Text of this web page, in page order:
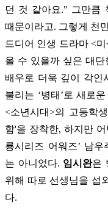
던 것 같아요." 그만큼
때문이라고. 그렇게 천
드디어 인생 드라마 <
올 수 있을까 싶은 대
배우로 더욱 깊이 각인
불리는 ‘병태’로 새로
<소년시대>의 고등학
함'을 장착한, 하지만
룡시리즈 어워즈’ 남
는 아니었다. 임시완은
위해 따로 선생님을 섭
다.